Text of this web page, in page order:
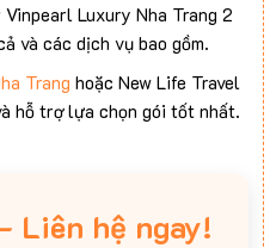
Luxury Nha Trang 2
và các dịch vụ bao gồm.
Trang hoặc New Life Travel
hỗ trợ lựa chọn gói tốt nhất.
Liên hệ ngay!